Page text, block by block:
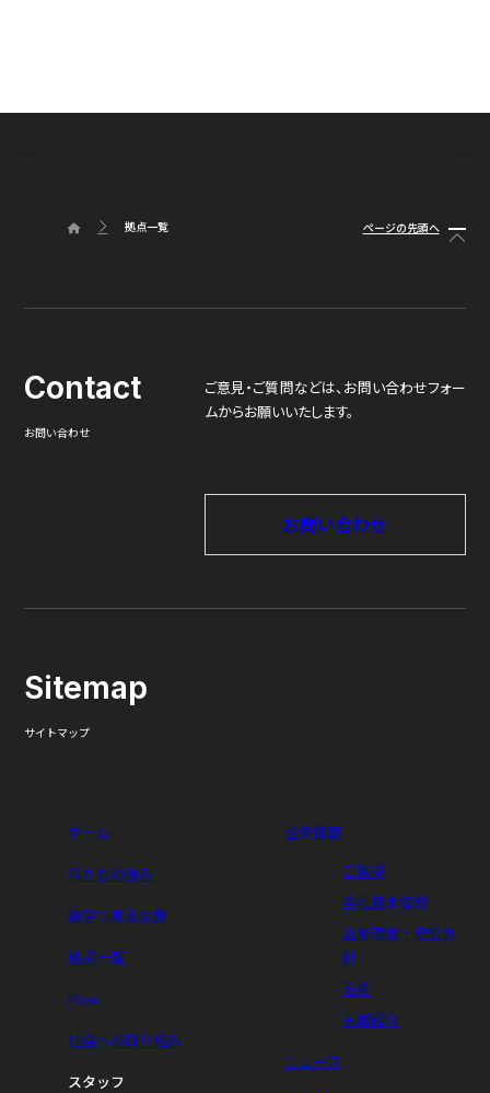
拠点一覧 ページの先頭へ
Contact
お問い合わせ
ご意見・ご質問などは、 お問い合わせフォー
ムからお願いいたします。
お問い合わせ
Sitemap
サイトマップ
ホーム
私たちの強み
数字で見る文教
拠点一覧
Flow
社会への取り組み
スタッフ
企業情報
ご挨拶
会社基本情報
企業理念・経営方
針
沿革
事業紹介
ニュース